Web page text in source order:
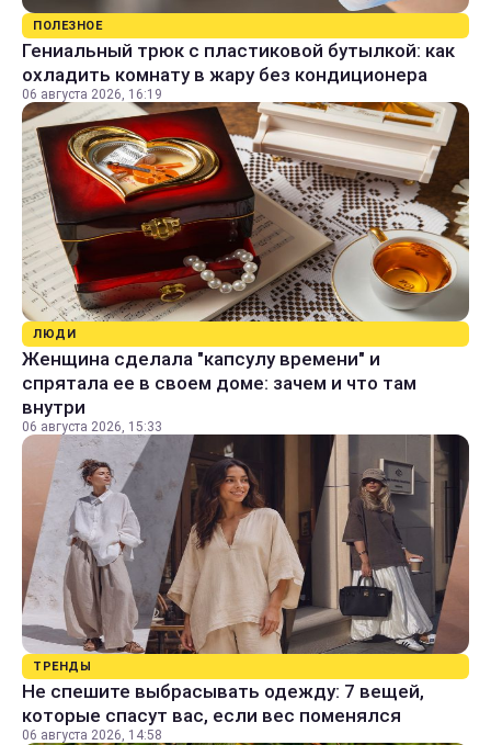
ПОЛЕЗНОЕ
Гениальный трюк с пластиковой бутылкой: как
охладить комнату в жару без кондиционера
06 августа 2026, 16:19
ЛЮДИ
Женщина сделала "капсулу времени" и
спрятала ее в своем доме: зачем и что там
внутри
06 августа 2026, 15:33
ТРЕНДЫ
Не спешите выбрасывать одежду: 7 вещей,
которые спасут вас, если вес поменялся
06 августа 2026, 14:58